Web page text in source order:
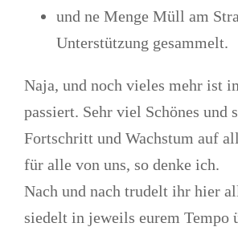
und ne Menge Müll am
Unterstützung gesammelt.
Naja, und noch vieles mehr ist
passiert. Sehr viel Schönes und
Fortschritt und Wachstum auf
für alle von uns, so denke ich.
Nach und nach trudelt ihr hier
siedelt in jeweils eurem Tempo